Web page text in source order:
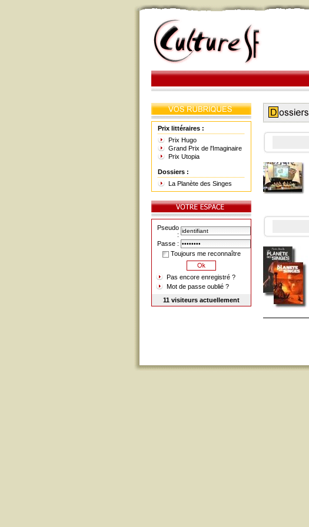
Prix littéraires :
Prix Hugo
Grand Prix de l'Imaginaire
Prix Utopia
Dossiers :
La Planète des Singes
Pseudo
:
Passe :
Toujours me reconnaître
Pas encore enregistré ?
Mot de passe oublié ?
11 visiteurs actuellement